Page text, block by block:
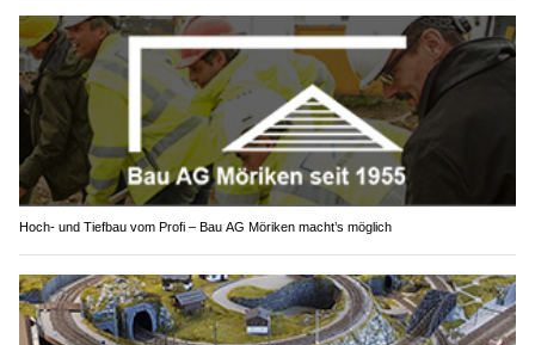
Hoch- und Tiefbau vom Profi – Bau AG Möriken macht’s möglich